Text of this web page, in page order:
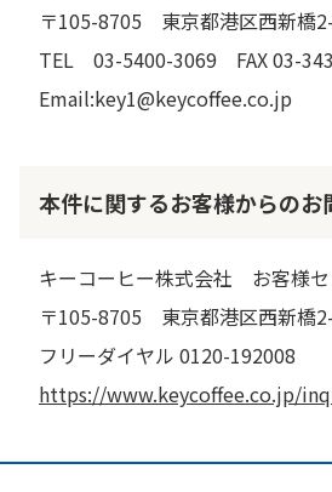
〒105-8705 東京都港区西新橋
TEL 03-5400-3069 FAX 03-
Email:key1@keycoffee.co.jp
本件に関するお客様からのお
キーコーヒー株式会社 お客様セ
〒105-8705 東京都港区西新橋
フリーダイヤル 0120-192008
https://www.keycoffee.co.jp/